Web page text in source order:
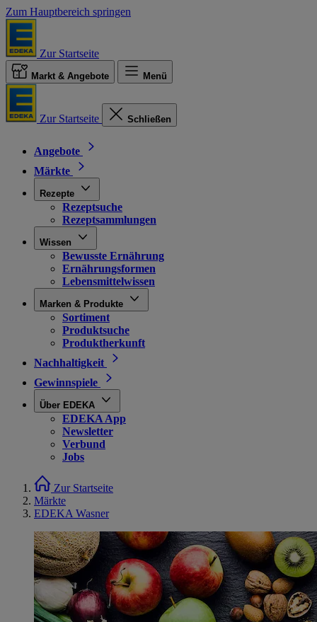
Zum Hauptbereich springen
Zur Startseite
Markt & Angebote Menü
Zur Startseite Schließen
Angebote
Märkte
Rezepte
Rezeptsuche
Rezeptsammlungen
Wissen
Bewusste Ernährung
Ernährungsformen
Lebensmittelwissen
Marken & Produkte
Sortiment
Produktsuche
Produktherkunft
Nachhaltigkeit
Gewinnspiele
Über EDEKA
EDEKA App
Newsletter
Verbund
Jobs
Zur Startseite
Märkte
EDEKA Wasner